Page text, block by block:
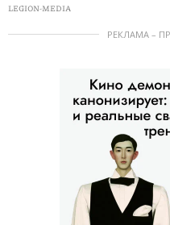
LEGION-MEDIA
РЕКЛАМА –